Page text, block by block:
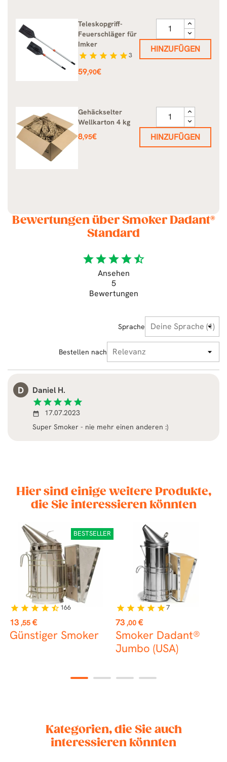
Teleskopgriff-
Feuerschläger für
Imker
star star star star star3
Preis
59,90€
HINZUFÜGEN
Gehäckselter
Wellkarton 4 kg
Preis
8,95€ HINZUFÜGEN
Bewertungen über Smoker Dadant®
Standard
starstarstarstarstar_half
Ansehen
5
Bewertungen
Sprache
Bestellen nach
D Daniel H.
star star star star star
date_range
17.07.2023
Super Smoker - nie mehr einen anderen :)
Hier sind einige weitere Produkte,
die Sie interessieren könnten
BESTSELLER
Preis
13 ,55 €
Günstiger Smoker
star star star star star_half 166
Preis
73 ,00 €
Smoker Dadant®
Jumbo (USA)
star star star star star7
1 2 3 4
Kategorien, die Sie auch
interessieren könnten